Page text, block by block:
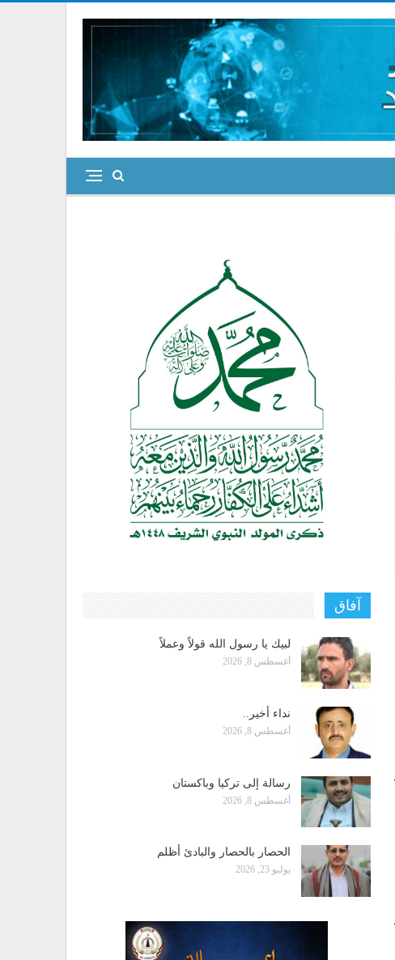
آفاق
لبيك يا رسول الله قولاً وعملاً
أغسطس 8, 2026
نداء أخير..
أغسطس 8, 2026
رسالة إلى تركيا وباكستان
أغسطس 8, 2026
الحصار بالحصار والبادئ أظلم
يوليو 23, 2026